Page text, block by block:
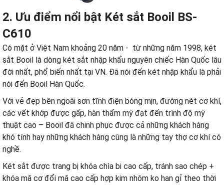
2. Ưu điểm nổi bật Két sắt Booil BS-
C610
Có mặt ở Việt Nam khoảng 20 năm - từ những năm 1998, két
sắt Booil là dòng két sắt nhập khẩu nguyên chiếc Hàn Quốc lâu
đời nhất, phổ biến nhất tại VN. Đã nói đến két nhập khẩu là phải
nói đến Booil Hàn Quốc.
Với vẻ đẹp bên ngoài sơn tĩnh điện bóng mịn, đường nét cơ khí,
các vết khớp được gấp, hàn thẩm mỹ đạt đến trình độ mỹ
thuật cao – Booil đã chinh phục được cả những khách hàng
khó tính hay những khách hàng cũng là những tay thợ cơ khí có
nghề.
Két sắt được trang bị khóa chìa bi cao cấp, tránh sao chép +
khóa mã cơ đổi mã cao cấp hợp kim nhôm ko han gỉ theo thời